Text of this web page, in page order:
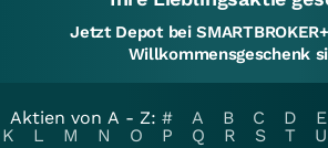
Jetzt Depot bei
Willkommensgeschenk
Aktien von A - Z: # A B C D E
K
L M N O P Q R S T U